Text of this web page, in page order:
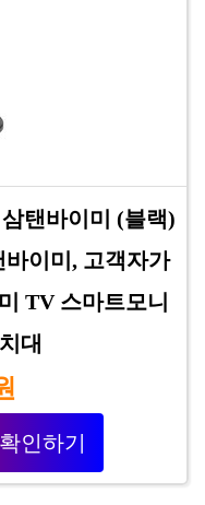
탠바이미 (블랙)
이미, 고객자가
TV 스마트모니
대
인하기